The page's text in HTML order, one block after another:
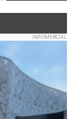
INFOMERCIAL